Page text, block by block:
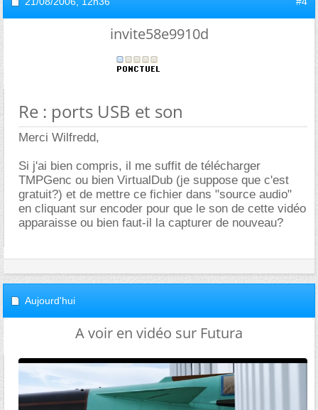
invite58e9910d
Re : ports USB et son
Merci Wilfredd,
Si j'ai bien compris, il me suffit de télécharger
TMPGenc ou bien VirtualDub (je suppose que c'est
gratuit?) et de mettre ce fichier dans "source audio"
en cliquant sur encoder pour que le son de cette vidéo
apparaisse ou bien faut-il la capturer de nouveau?
Aujourd'hui
A voir en vidéo sur Futura